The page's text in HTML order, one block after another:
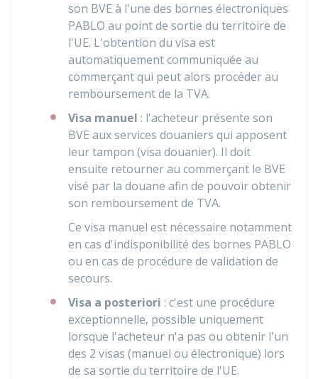
son BVE à l'une des bornes électroniques
PABLO au point de sortie du territoire de
l'UE. L'obtention du visa est
automatiquement communiquée au
commerçant qui peut alors procéder au
remboursement de la TVA.
Visa manuel : l'acheteur présente son
BVE aux services douaniers qui apposent
leur tampon (visa douanier). Il doit
ensuite retourner au commerçant le BVE
visé par la douane afin de pouvoir obtenir
son remboursement de TVA.
Ce visa manuel est nécessaire notamment
en cas d'indisponibilité des bornes PABLO
ou en cas de procédure de validation de
secours.
Visa a posteriori : c'est une procédure
exceptionnelle, possible uniquement
lorsque l'acheteur n'a pas ou obtenir l'un
des 2 visas (manuel ou électronique) lors
de sa sortie du territoire de l'UE.